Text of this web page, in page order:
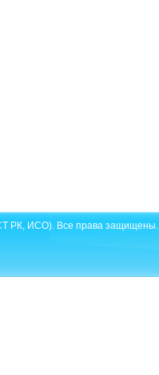
РК, ИСО). Все права защищены.